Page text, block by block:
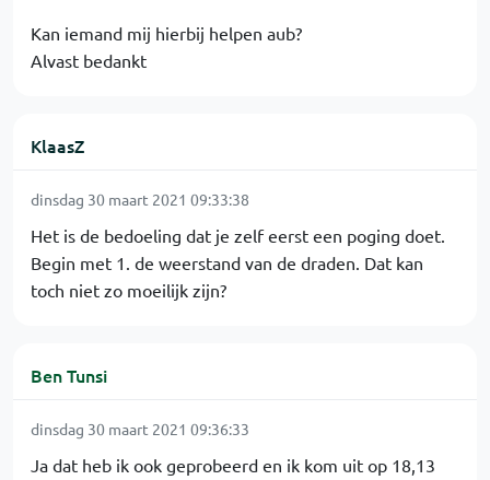
Kan iemand mij hierbij helpen aub?
Alvast bedankt
KlaasZ
dinsdag 30 maart 2021 09:33:38
Het is de bedoeling dat je zelf eerst een poging doet.
Begin met 1. de weerstand van de draden. Dat kan
toch niet zo moeilijk zijn?
Ben Tunsi
dinsdag 30 maart 2021 09:36:33
Ja dat heb ik ook geprobeerd en ik kom uit op 18,13